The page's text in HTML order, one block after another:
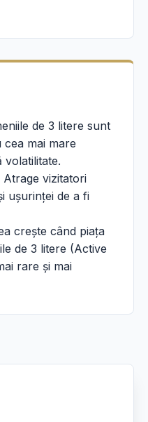
de 3 litere sunt
cea mai mare
volatilitate.
vizitatori
ușurinței de a fi
crește când piața
de 3 litere (Active
rare și mai